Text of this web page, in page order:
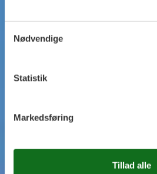
Nødvendige
Statistik
Markedsføring